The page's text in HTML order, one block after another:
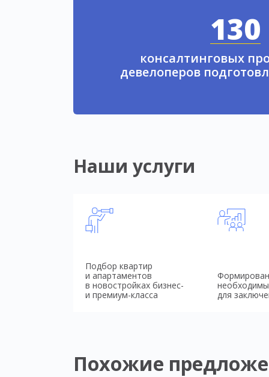
130
консалтинговых
девелоперов
Наши услуги
Подбор квартир
и апартаментов
в новостройках бизнес-
и премиум-класса
для
Похожие